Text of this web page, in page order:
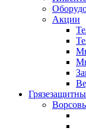
Акции